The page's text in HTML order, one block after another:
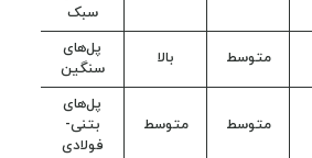
سبک
متوسط بالا
پل‌های
سنگین
متوسط متوسط
پل‌های
بتنی-
فولادی